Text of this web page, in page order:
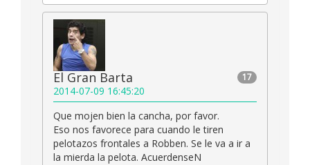
17
El Gran Barta
2014-07-09 16:45:20
Que mojen bien la cancha, por favor.
Eso nos favorece para cuando le tiren
pelotazos frontales a Robben. Se le va a ir a
la mierda la pelota. AcuerdenseN